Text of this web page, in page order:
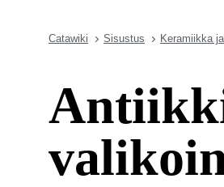
Catawiki Sisustus Keramiikka